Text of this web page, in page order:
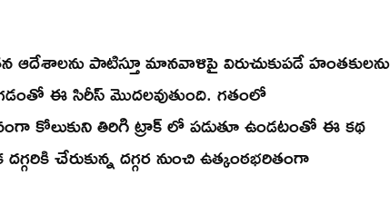
పాటిస్తూ మానవాళిపై విరుచుకుపడే హంతకులను
ఈ సిరీస్ మొదలవుతుంది. గతంలో
కోలుకుని తిరిగి ట్రాక్ లో పడుతూ ఉండటంతో ఈ కథ
చేరుకున్న దగ్గర నుంచి ఉత్కంఠభరితంగా